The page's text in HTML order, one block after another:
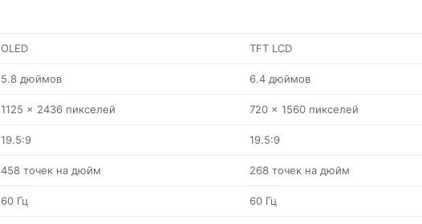
OLED TFT LCD
5.8 дюймов 6.4 дюймов
1125 x 2436 пикселей 720 x 1560 пикселей
19.5:9 19.5:9
458 точек на дюйм 268 точек на дюйм
60 Гц 60 Гц